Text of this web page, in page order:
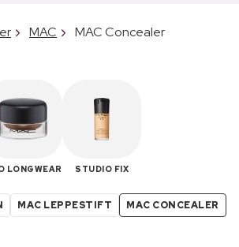
MAC MAC Concealer
LONGWEAR STUDIO FIX
MAC LEPPESTIFT MAC CONCEALER